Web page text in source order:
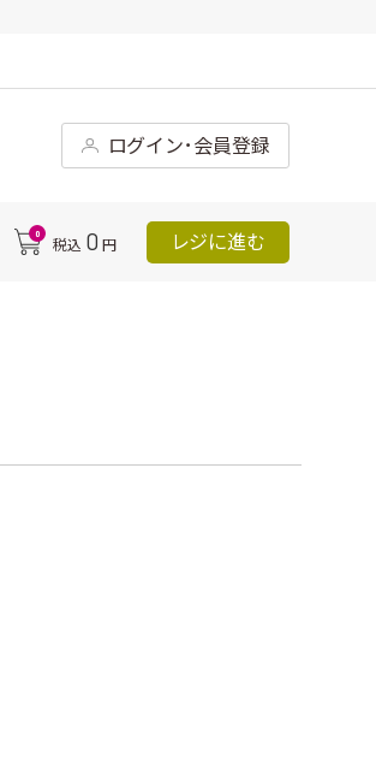
ログイン･会員登録
0
税込 0 円 レジに進む